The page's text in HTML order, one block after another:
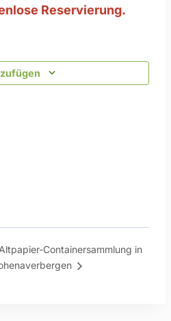
Reservierung.
Altpapier-Containersammlung in